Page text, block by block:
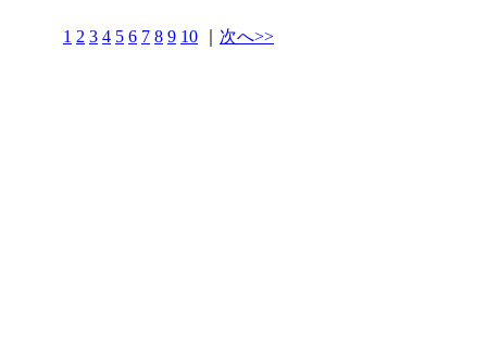
1 2 3 4 5 6 7 8 9 10 次へ>>